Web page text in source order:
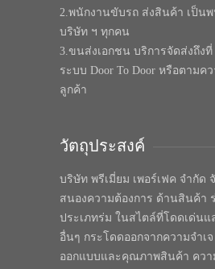
2.พนักงานขับรถ ส่งสินค้า เป็น
บริษัท ฯ ทุกคน
3.ขนส่งเอกชน บริการจัดส่งถึง
ระบบ Door To Door หรือตามค
ลูกค้า
วัตถุประสงค์
บริษัท พรีเมี่ยม เพอร์เฟค จำกัด
สนองความต้องการ ด้านสินค้า
ประเภทร่ม ในสไตล์ที่โดดเด่นแ
อื่นๆ กระโดดออกจากความจำเจ
ออกแบบและคุณภาพสินค้า ควา